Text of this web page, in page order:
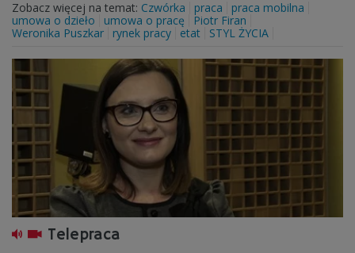
Zobacz więcej na temat: Czwórka praca
praca mobilna
umowa o dzieło
umowa o pracę
Piotr Firan
Weronika Puszkar
rynek pracy etat STYL ŻYCIA
Telepraca